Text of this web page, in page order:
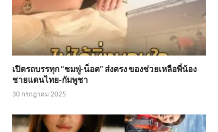
เปิดรถบรรทุก “ชมพู่-น็อต” ส่งตรง ของช่วยเหลือพี่น้อง
ชายแดนไทย-กัมพูชา
30 กรกฎาคม 2025